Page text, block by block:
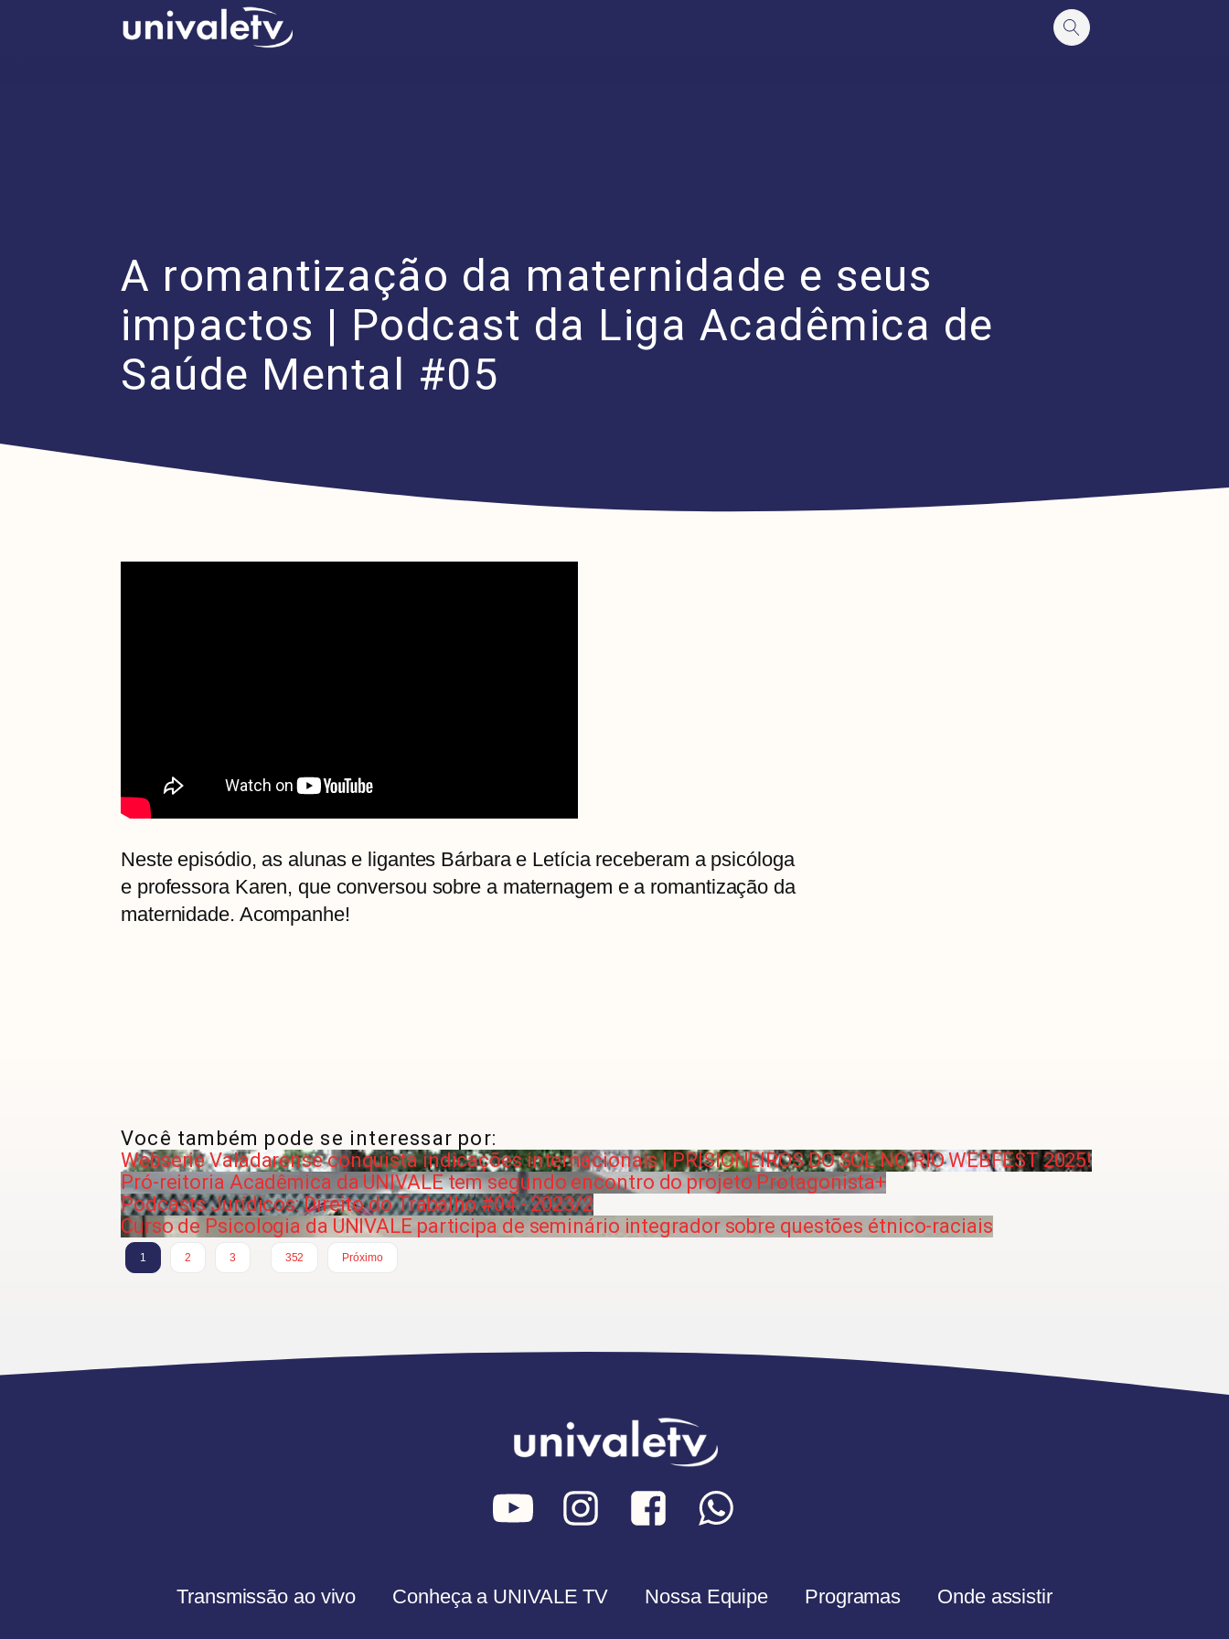
A romantização da maternidade e seus
impactos | Podcast da Liga Acadêmica de
Saúde Mental #05
Neste episódio, as alunas e ligantes Bárbara e Letícia receberam a psicóloga
e professora Karen, que conversou sobre a maternagem e a romantização da
maternidade. Acompanhe!
Você também pode se interessar por:
Webserie Valadarense conquista indicações internacionais | PRISIONEIROS DO SOL NO RIO WEBFEST 2025!
Pró-reitoria Acadêmica da UNIVALE tem segundo encontro do projeto Protagonista+
Podcasts Jurídicos: Direito do Trabalho #04 - 2023/2
Curso de Psicologia da UNIVALE participa de seminário integrador sobre questões étnico-raciais
1 2 3
352
Próximo
Transmissão ao vivo Conheça a UNIVALE TV Nossa Equipe Programas Onde assistir